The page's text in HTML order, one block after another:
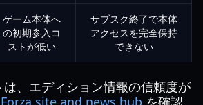
ゲーム本体へ
の初期参入コ
ストが低い
サブスク終了で本体
アクセスを完全保持
できない
、エディション情報の信頼度が
site and news hub を確認